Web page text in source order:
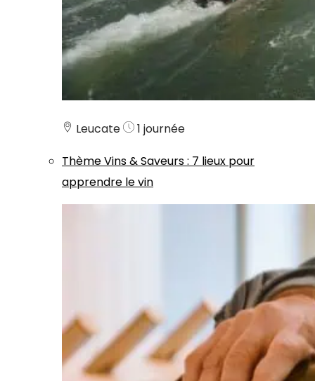
Leucate
1 journée
ThèmeVins & Saveurs: 7 lieux pour
apprendre le vin